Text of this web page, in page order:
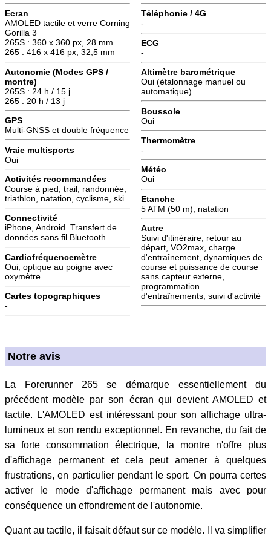
Ecran
AMOLED tactile et verre Corning
Gorilla 3
265S : 360 x 360 px, 28 mm
265 : 416 x 416 px, 32,5 mm
Autonomie (Modes GPS /
montre)
265S : 24 h / 15 j
265 : 20 h / 13 j
GPS
Multi-GNSS et double fréquence
Vraie multisports
Oui
Activités recommandées
Course à pied, trail, randonnée,
triathlon, natation, cyclisme, ski
Connectivité
iPhone, Android. Transfert de
données sans fil Bluetooth
Cardiofréquencemètre
Oui, optique au poigne avec
oxymètre
Cartes topographiques
-
Téléphonie / 4G
-
ECG
-
Altimètre barométrique
Oui (étalonnage manuel ou
automatique)
Boussole
Oui
Thermomètre
-
Météo
Oui
Etanche
5 ATM (50 m), natation
Autre
Suivi d'itinéraire, retour au
départ, VO2max, charge
d'entraînement, dynamiques de
course et puissance de course
sans capteur externe,
programmation
d'entraînements, suivi d'activité
Notre avis
La Forerunner 265 se démarque essentiellement du
précédent modèle par son écran qui devient AMOLED et
tactile. L'AMOLED est intéressant pour son affichage ultra-
lumineux et son rendu exceptionnel. En revanche, du fait de
sa forte consommation électrique, la montre n'offre plus
d'affichage permanent et cela peut amener à quelques
frustrations, en particulier pendant le sport. On pourra certes
activer le mode d'affichage permanent mais avec pour
conséquence un effondrement de l'autonomie.
Quant au tactile, il faisait défaut sur ce modèle. Il va simplifier